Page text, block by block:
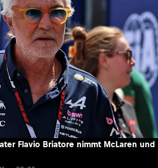
Flavio Briatore nimmt McLaren und